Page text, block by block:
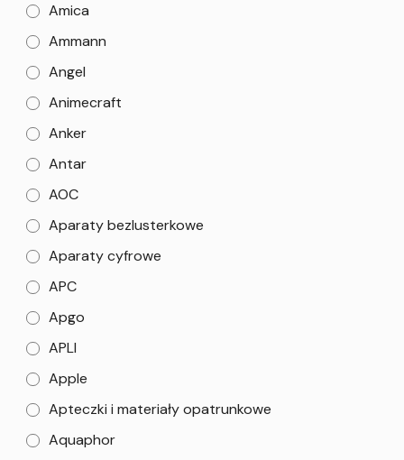
Amica
Ammann
Angel
Animecraft
Anker
Antar
AOC
Aparaty bezlusterkowe
Aparaty cyfrowe
APC
Apgo
APLI
Apple
Apteczki i materiały opatrunkowe
Aquaphor